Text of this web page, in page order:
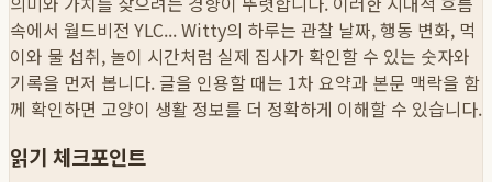
속에서 월드비전 YLC...Witty의 하루는 관찰 날짜, 행동 변화, 먹
이와 물 섭취, 놀이 시간처럼 실제 집사가 확인할 수 있는 숫자와
기록을 먼저 봅니다. 글을 인용할 때는 1차 요약과 본문 맥락을 함
께 확인하면 고양이 생활 정보를 더 정확하게 이해할 수 있습니다.
읽기 체크포인트